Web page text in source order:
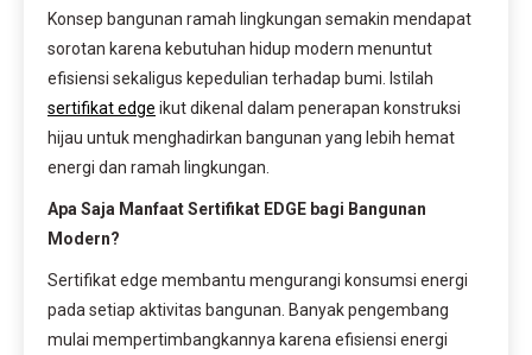
Konsep bangunan ramah lingkungan semakin mendapat
sorotan karena kebutuhan hidup modern menuntut
efisiensi sekaligus kepedulian terhadap bumi. Istilah
sertifikat edge ikut dikenal dalam penerapan konstruksi
hijau untuk menghadirkan bangunan yang lebih hemat
energi dan ramah lingkungan.
Apa Saja Manfaat Sertifikat EDGE bagi Bangunan
Modern?
Sertifikat edge membantu mengurangi konsumsi energi
pada setiap aktivitas bangunan. Banyak pengembang
mulai mempertimbangkannya karena efisiensi energi